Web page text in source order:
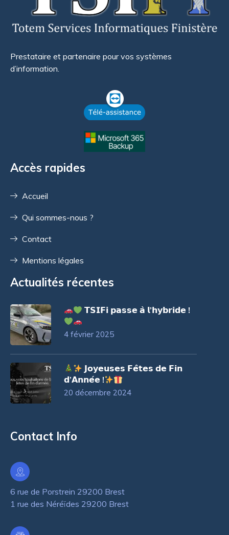
Prestataire et partenaire pour vos systèmes
d’information.
Accès rapides
Accueil
Qui sommes-nous ?
Contact
Mentions légales
Actualités récentes
𝗧𝗦𝗜𝗙𝗶 𝗽𝗮𝘀𝘀𝗲 𝗮̀ 𝗹’𝗵𝘆𝗯𝗿𝗶𝗱𝗲 !
4 février 2025
𝗝𝗼𝘆𝗲𝘂𝘀𝗲𝘀 𝗙𝗲̂𝘁𝗲𝘀 𝗱𝗲 𝗙𝗶𝗻
𝗱’𝗔𝗻𝗻𝗲́𝗲 !
20 décembre 2024
Contact Info
6 rue de Porstrein 29200 Brest
1 rue des Néréïdes 29200 Brest